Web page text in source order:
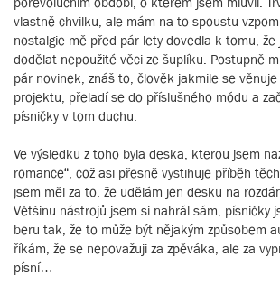
vlastně chvilku, ale mám na to spoustu
nostalgie mě před pár lety dovedla k tomu, že
dodělat nepoužité věci ze šuplíku. Postupně
pár novinek, znáš to, člověk jakmile se
projektu, přeladí se do příslušného módu a
písničky v tom duchu.
Ve výsledku z toho byla deska, kterou jsem
romance“, což asi přesně vystihuje příběh
jsem měl za to, že udělám jen desku na
Většinu nástrojů jsem si nahrál sám, písničky
beru tak, že to může být nějakým způsobem
říkám, že se nepovažuji za zpěváka, ale za
písní…